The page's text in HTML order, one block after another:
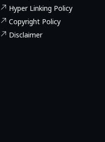
Hyper Linking Policy
Copyright Policy
Disclaimer